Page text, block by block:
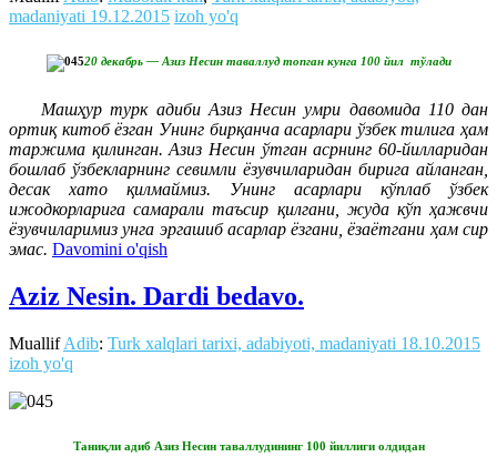
madaniyati 19.12.2015 izoh yo'q
20 декабрь — Азиз Несин таваллуд топган кунга 100 йил тўлади
Машҳур турк адиби Азиз Несин умри давомида 110 дан
ортиқ китоб ёзган Унинг бирқанча асарлари ўзбек тилига ҳам
таржима қилинган. Азиз Несин ўтган асрнинг 60-йилларидан
бошлаб ўзбекларнинг севимли ёзувчиларидан бирига айланган,
десак хато қилмаймиз. Унинг асарлари кўплаб ўзбек
ижодкорларига самарали таъсир қилгани, жуда кўп ҳажвчи
ёзувчиларимиз унга эргашиб асарлар ёзгани, ёзаётгани ҳам сир
эмас. Davomini o'qish
Aziz Nesin. Dardi bedavo.
MuallifAdib: Turk xalqlari tarixi, adabiyoti, madaniyati 18.10.2015
izoh yo'q
Таниқли адиб Азиз Несин таваллудининг 100 йиллиги олдидан